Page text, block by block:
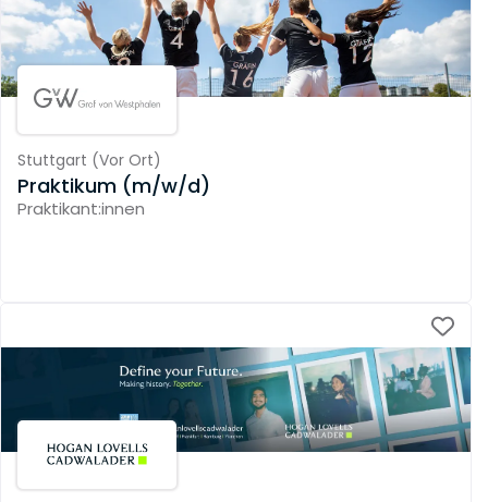
Stuttgart (Vor Ort)
Praktikum (m/w/d)
Praktikant:innen